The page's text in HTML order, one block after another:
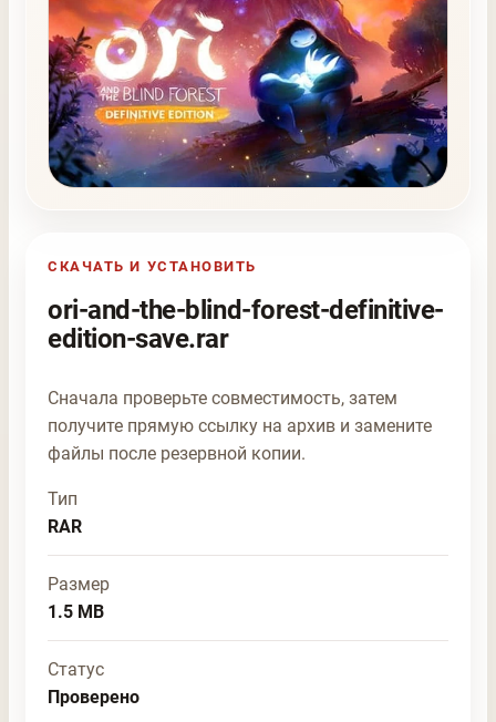
СКАЧАТЬ И УСТАНОВИТЬ
ori-and-the-blind-forest-definitive-
edition-save.rar
Сначала проверьте совместимость, затем
получите прямую ссылку на архив и замените
файлы после резервной копии.
Тип
RAR
Размер
1.5 MB
Статус
Проверено